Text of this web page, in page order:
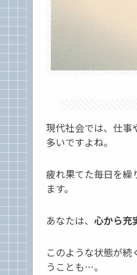
現代社会では、仕事
多いですよね。
疲れ果てた毎日を繰
ます。
あなたは、 心から充
このような状態が
うことも…。